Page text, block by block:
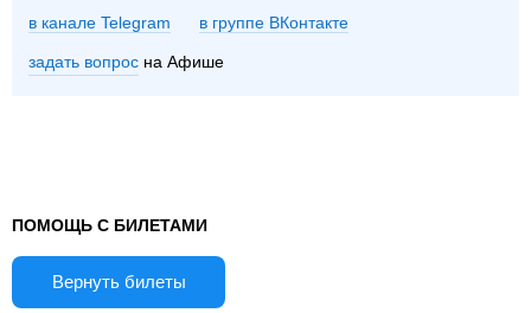
в канале Telegram группе ВКонтакте
задать вопрос на Афише
ПОМОЩЬ С БИЛЕТАМИ
Вернуть билеты